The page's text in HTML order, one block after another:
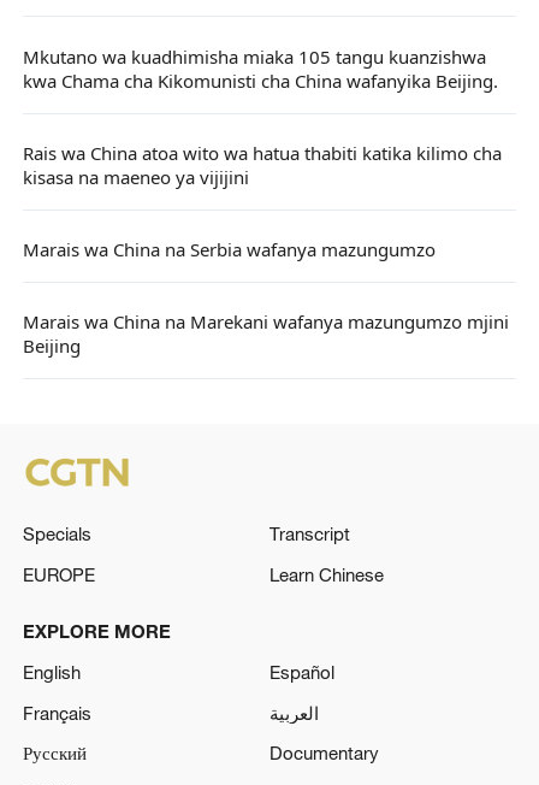
Mkutano wa kuadhimisha miaka 105 tangu kuanzishwa
kwa Chama cha Kikomunisti cha China wafanyika Beijing.
Rais wa China atoa wito wa hatua thabiti katika kilimo cha
kisasa na maeneo ya vijijini
Marais wa China na Serbia wafanya mazungumzo
Marais wa China na Marekani wafanya mazungumzo mjini
Beijing
Specials
Transcript
EUROPE
Learn Chinese
EXPLORE MORE
English
Español
Français
العربية
Русский
Documentary